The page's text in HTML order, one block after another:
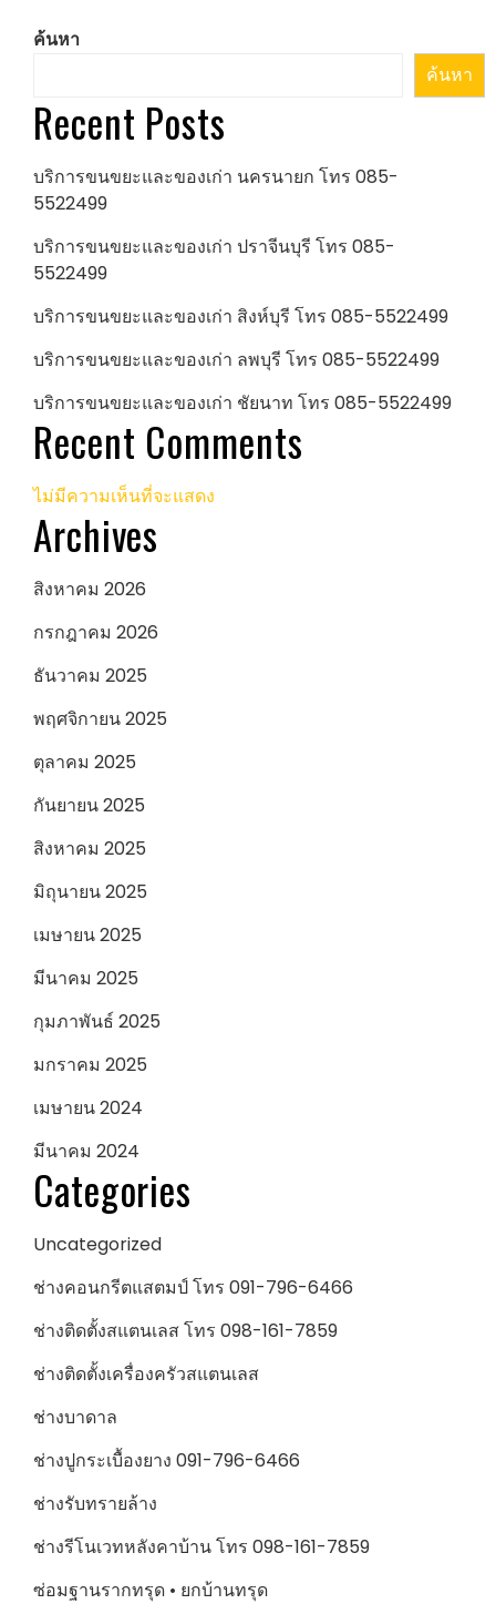
ค้นหา
ค้นหา
Recent Posts
บริการขนขยะและของเก่า นครนายก โทร 085-
5522499
บริการขนขยะและของเก่า ปราจีนบุรี โทร 085-
5522499
บริการขนขยะและของเก่า สิงห์บุรี โทร 085-5522499
บริการขนขยะและของเก่า ลพบุรี โทร 085-5522499
บริการขนขยะและของเก่า ชัยนาท โทร 085-5522499
Recent Comments
ไม่มีความเห็นที่จะแสดง
Archives
สิงหาคม 2026
กรกฎาคม 2026
ธันวาคม 2025
พฤศจิกายน 2025
ตุลาคม 2025
กันยายน 2025
สิงหาคม 2025
มิถุนายน 2025
เมษายน 2025
มีนาคม 2025
กุมภาพันธ์ 2025
มกราคม 2025
เมษายน 2024
มีนาคม 2024
Categories
Uncategorized
ช่างคอนกรีตแสตมป์ โทร 091-796-6466
ช่างติดตั้งสแตนเลส โทร 098-161-7859
ช่างติดตั้งเครื่องครัวสแตนเลส
ช่างบาดาล
ช่างปูกระเบื้องยาง 091-796-6466
ช่างรับทรายล้าง
ช่างรีโนเวทหลังคาบ้าน โทร 098-161-7859
ซ่อมฐานรากทรุด • ยกบ้านทรุด